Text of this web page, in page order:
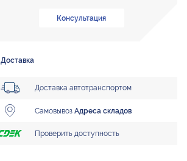
Консультация
Доставка
Доставка автотранспортом
СамовывозАдреса складов
Проверить доступность